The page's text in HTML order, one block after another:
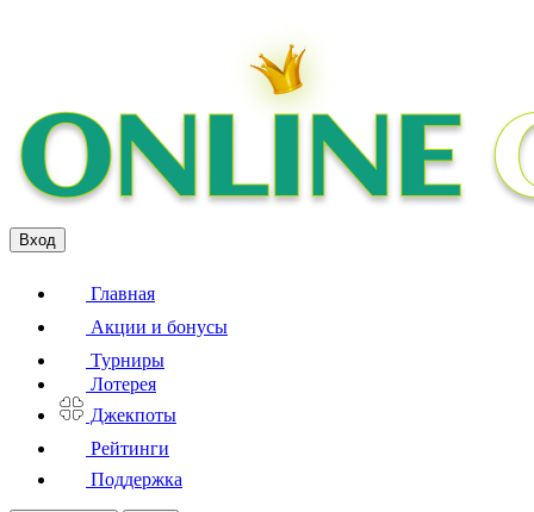
Вход
Главная
Акции и бонусы
Турниры
Лотерея
Джекпоты
Рейтинги
Поддержка